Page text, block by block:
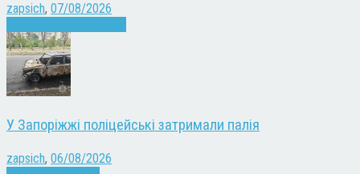
zapsich, 07/08/2026
У Запоріжжі поліцейські затримали палія
zapsich, 06/08/2026